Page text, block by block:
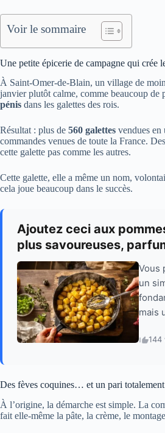
Voir le sommaire
Une petite épicerie de campagne qui crée
À Saint-Omer-de-Blain, un village de
janvier plutôt calme, comme beaucoup de
pénis dans les galettes des rois.
Résultat : plus de 560 galettes vendues en
commandes venues de toute la France.
cette galette pas comme les autres.
Cette galette, elle a même un nom,
cela joue beaucoup dans le succès.
Ajoutez ceci aux
plus savoureuses,
Vous
un
mais
144
Des fèves coquines… et un pari totalement
À l’origine, la démarche est simple. La
fait elle-même la pâte, la crème, le